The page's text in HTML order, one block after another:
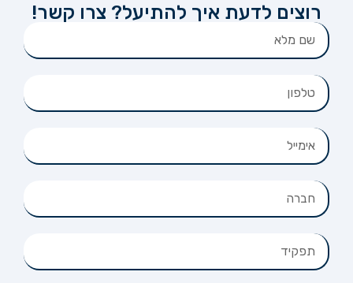
רוצים לדעת איך להתיעל? צרו קשר!